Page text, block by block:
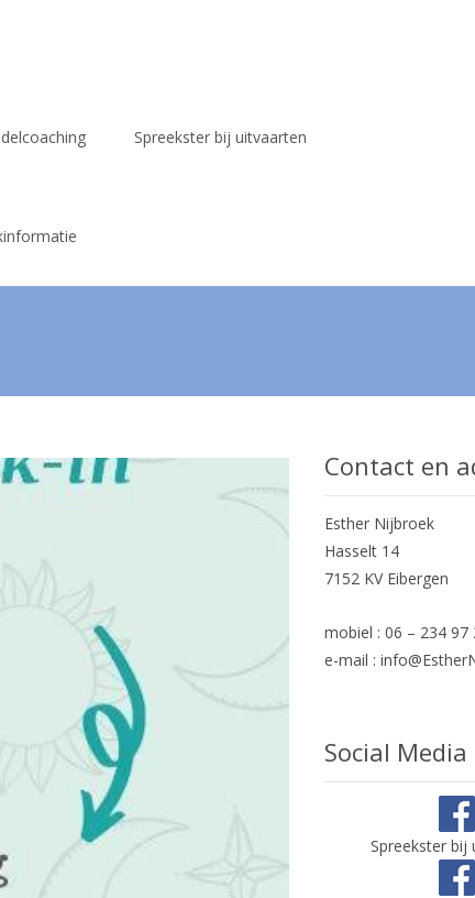
Spreekster bij uitvaarten
Contact en
Esther Nijbroek
Hasselt 14
7152 KV Eibergen
mobiel : 06 – 234 97
e-mail :
Social Media
Spreekster bij